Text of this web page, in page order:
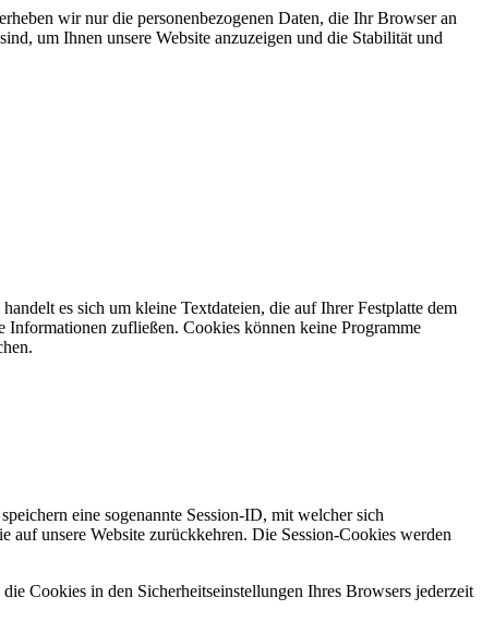
wir nur die personenbezogenen Daten, die Ihr Browser an
um Ihnen unsere Website anzuzeigen und die Stabilität und
es sich um kleine Textdateien, die auf Ihrer Festplatte dem
zufließen. Cookies können keine Programme
eine sogenannte Session-ID, mit welcher sich
auf unsere Website zurückkehren. Die Session-Cookies werden
Cookies in den Sicherheitseinstellungen Ihres Browsers jederzeit